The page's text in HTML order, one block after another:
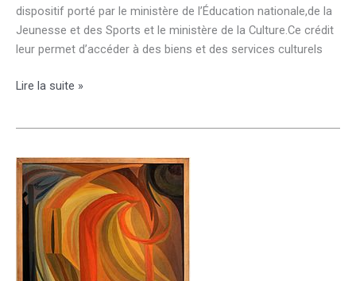
dispositif porté par le ministère de l’Éducation nationale,de la
Jeunesse et des Sports et le ministère de la Culture.Ce crédit
leur permet d’accéder à des biens et des services culturels
Pass
élèves
Lire la suite »